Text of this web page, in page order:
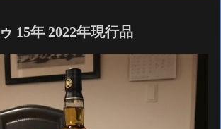
15年 2022年現行品